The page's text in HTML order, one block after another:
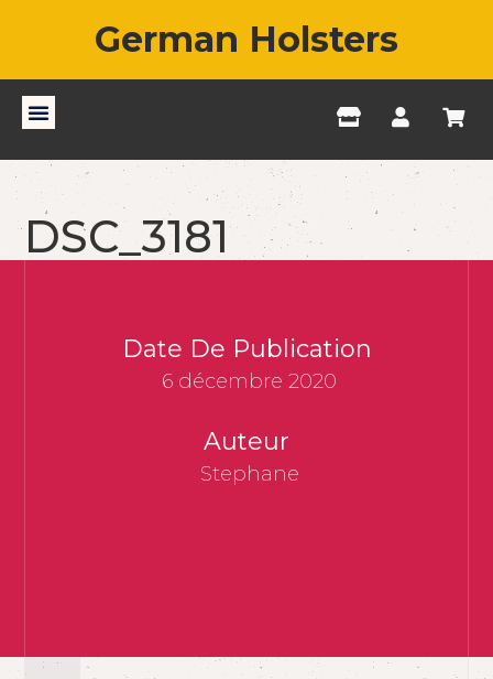
German Holsters
DSC_3181
Date De Publication
6 décembre 2020
Auteur
Stephane